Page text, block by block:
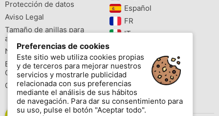
Protección de datos
Aviso Legal
Tamaño de anillas para
aves
Newsletter
Buscador de especies
Cites
Colores de las anillas
Español‎
FR‎
IT‎
PL‎
PT‎
Preferencias de cookies
Este sitio web utiliza cookies propias
y de terceros para mejorar nuestros
servicios y mostrarle publicidad
relacionada con sus preferencias
mediante el análisis de sus hábitos
de navegación. Para dar su consentimiento para
su uso, pulse el botón "Aceptar todo".